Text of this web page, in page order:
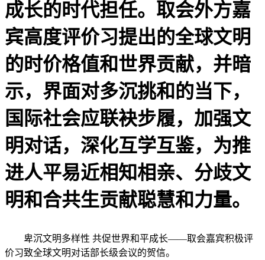
成长的时代担任。取会外方嘉
宾高度评价习提出的全球文明
的时价格值和世界贡献，并暗
示，界面对多沉挑和的当下，
国际社会应联袂步履，加强文
明对话，深化互学互鉴，为推
进人平易近相知相亲、分歧文
明和合共生贡献聪慧和力量。
卑沉文明多样性 共促世界和平成长——取会嘉宾积极评
价习致全球文明对话部长级会议的贺信。